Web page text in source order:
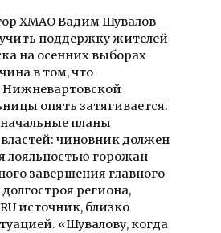
ХМАО Вадим Шувалов
поддержку жителей
на осенних выборах
в том, что
Нижневартовской
опять затягивается.
планы
чиновник должен
лояльностью горожан
завершения главного
региона,
источник, близко
«Шувалову, когда